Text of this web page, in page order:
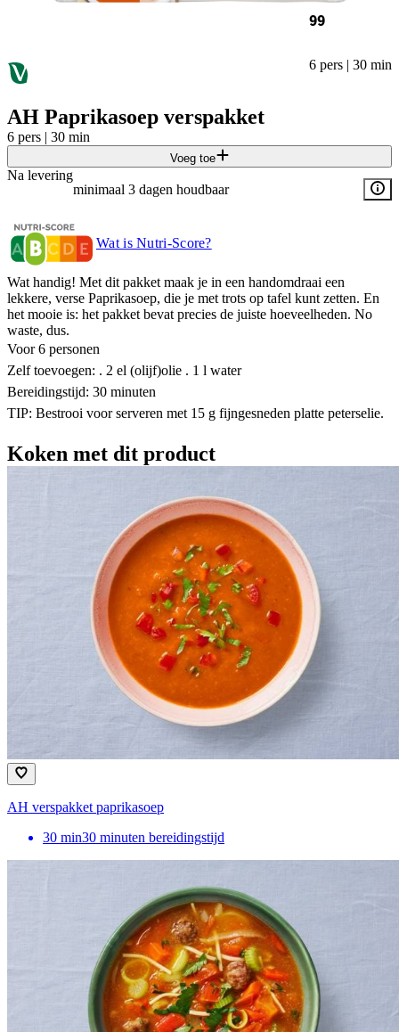
99
6 pers | 30 min
AH Paprikasoep verspakket
6 pers | 30 min
Voeg toe
Na levering
minimaal 3 dagen houdbaar
Wat is Nutri-Score?
Wat handig! Met dit pakket maak je in een handomdraai een
lekkere, verse Paprikasoep, die je met trots op tafel kunt zetten. En
het mooie is: het pakket bevat precies de juiste hoeveelheden. No
waste, dus.
Voor 6 personen
Zelf toevoegen: . 2 el (olijf)olie . 1 l water
Bereidingstijd: 30 minuten
TIP: Bestrooi voor serveren met 15 g fijngesneden platte peterselie.
Koken met dit product
AH verspakket paprikasoep
30 min30 minuten bereidingstijd